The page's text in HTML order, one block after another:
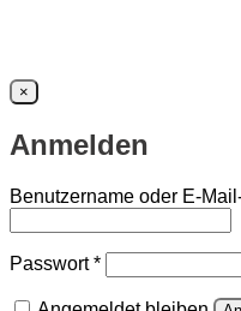
×
Anmelden
Benutzername oder E-
Passwort*Erforderlich